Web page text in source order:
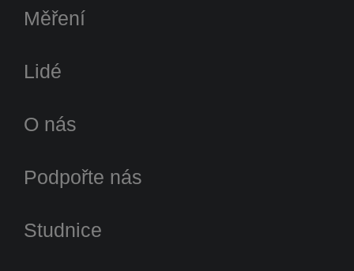
Měření
Lidé
O nás
Podpořte nás
Studnice